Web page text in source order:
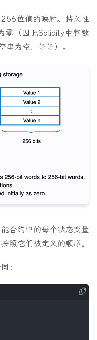
位值的映射。持久性
零（因此Solidity中整数
串为空，等等）。
合约中的每个状态变量
照它们被定义的顺序。
：